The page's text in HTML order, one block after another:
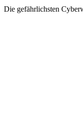
Die gefährlichsten